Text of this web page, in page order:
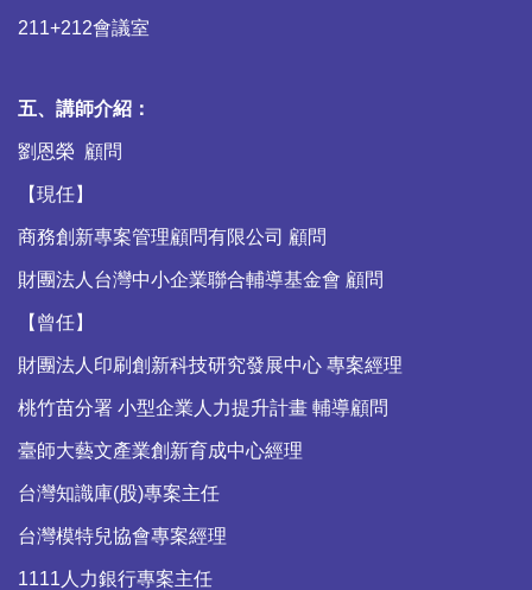
211+212會議室
五、講師介紹：
劉恩榮 顧問
【現任】
商務創新專案管理顧問有限公司 顧問
財團法人台灣中小企業聯合輔導基金會 顧問
【曾任】
財團法人印刷創新科技研究發展中心 專案經理
桃竹苗分署 小型企業人力提升計畫 輔導顧問
臺師大藝文產業創新育成中心經理
台灣知識庫(股)專案主任
台灣模特兒協會專案經理
1111 人力銀行專案主任